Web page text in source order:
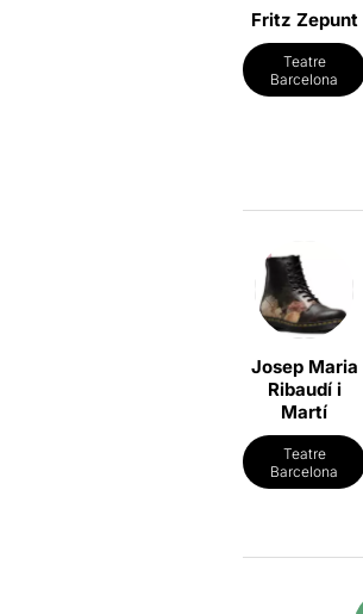
Fritz Zepunt
Teatre
Barcelona
Josep Maria
Ribaudí i
Martí
Teatre
Barcelona